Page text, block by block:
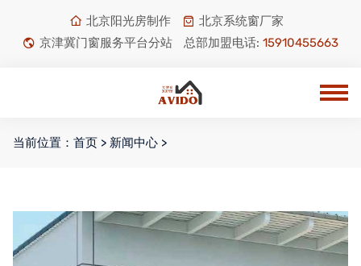
北京阳光房制作
北京系统窗厂家
京津冀门窗服务平台分站
总部加盟电话: 15910455663
当前位置： 首页 > 新闻中心 >